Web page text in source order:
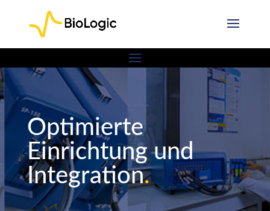
Optimierte
Einrichtung und
Integration.